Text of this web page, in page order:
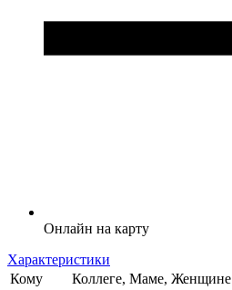
Онлайн на карту
Характеристики
Кому
Коллеге, Маме, Женщине